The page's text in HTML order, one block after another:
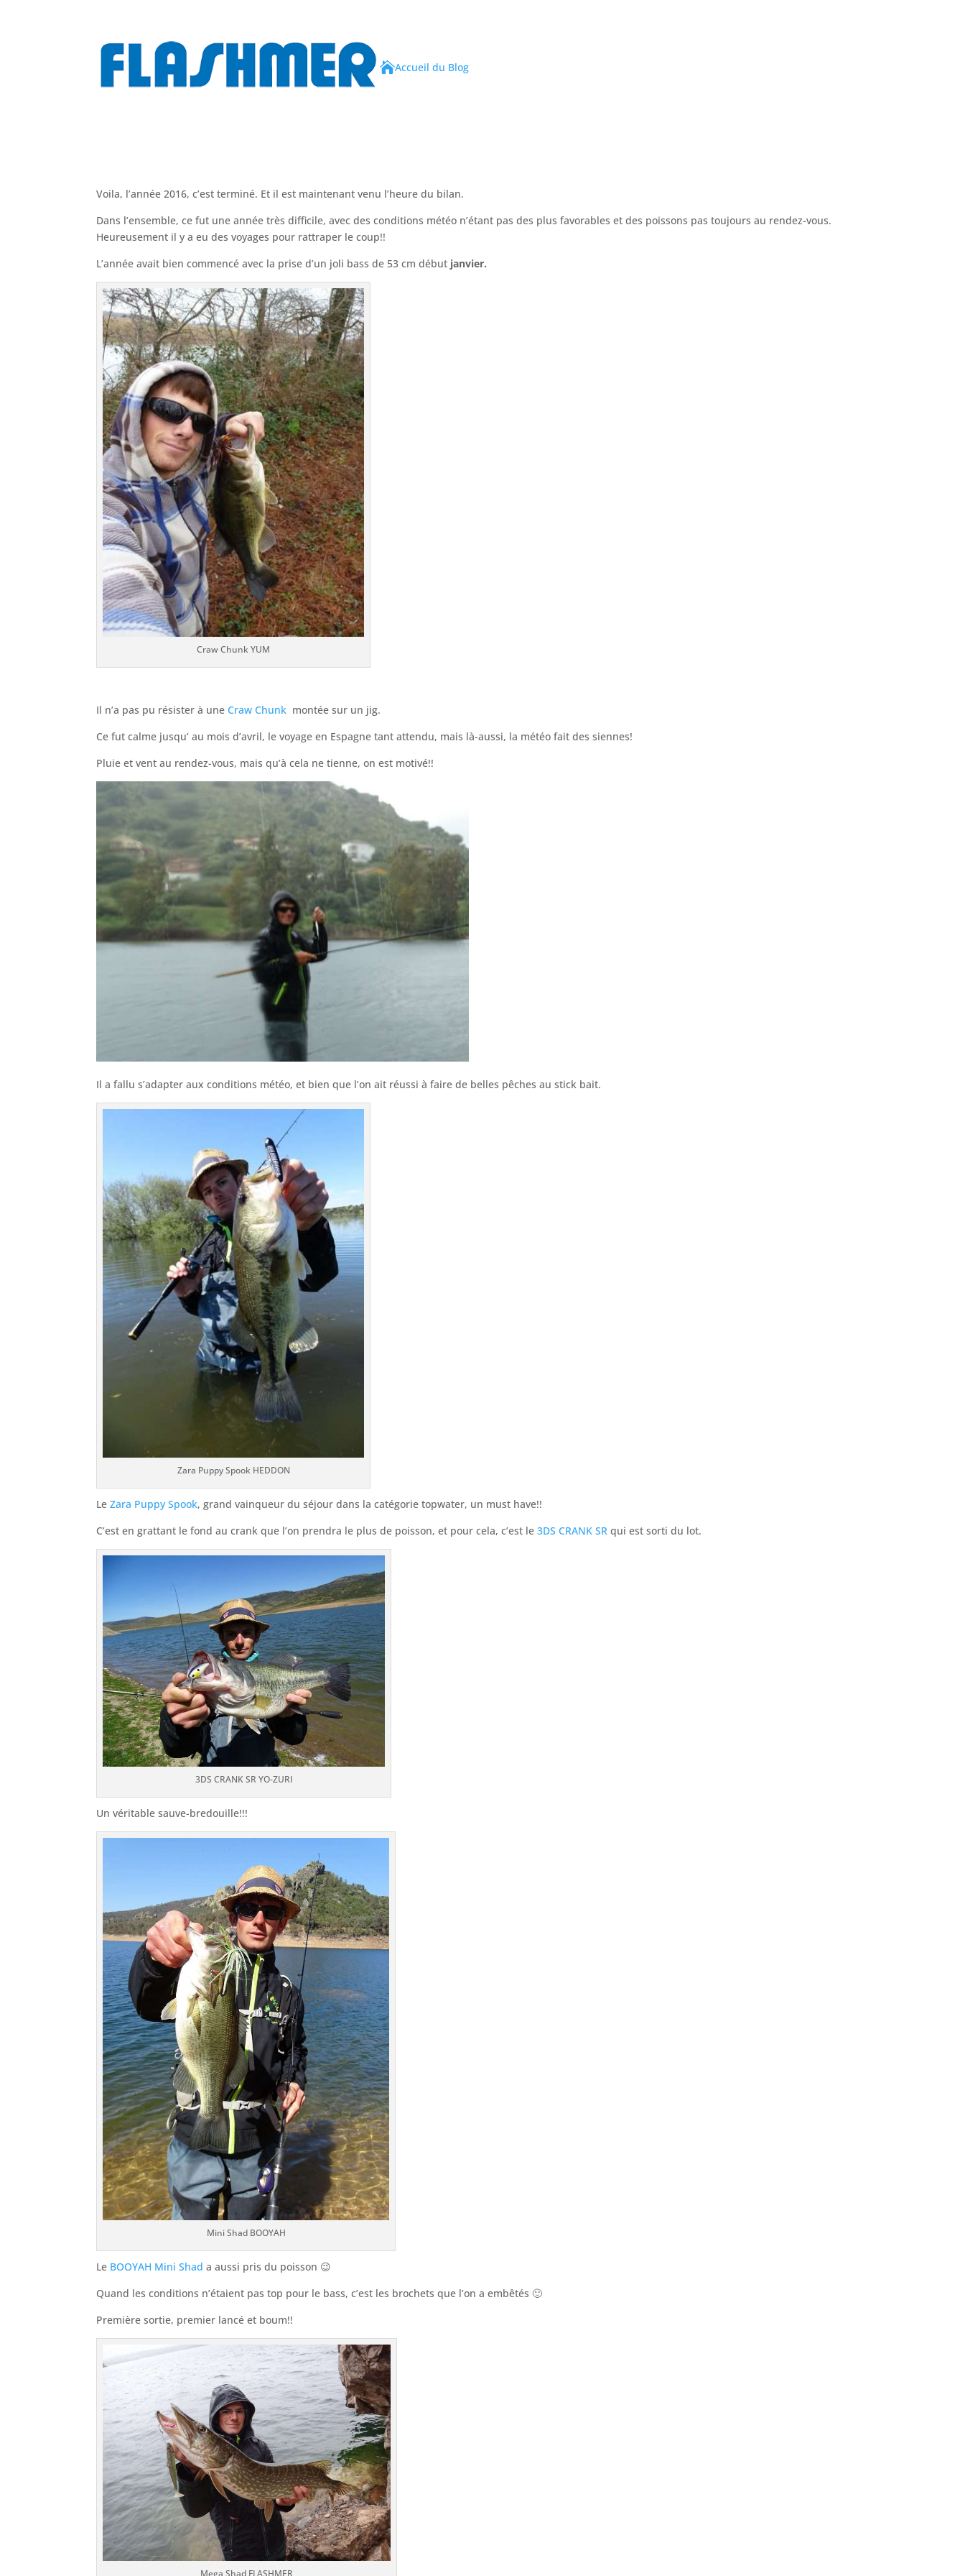
Accueil du Blog
Voila, l’année 2016, c’est terminé. Et il est maintenant venu l’heure du bilan.
Dans l’ensemble, ce fut une année très difficile, avec des conditions météo n’étant pas des plus favorables et des poissons pas toujours au rendez-vous.
Heureusement il y a eu des voyages pour rattraper le coup!!
L’année avait bien commencé avec la prise d’un joli bass de 53 cm début janvier.
Craw Chunk YUM
Il n’a pas pu résister à une Craw Chunk montée sur un jig.
Ce fut calme jusqu’ au mois d’avril, le voyage en Espagne tant attendu, mais là-aussi, la météo fait des siennes!
Pluie et vent au rendez-vous, mais qu’à cela ne tienne, on est motivé!!
Il a fallu s’adapter aux conditions météo, et bien que l’on ait réussi à faire de belles pêches au stick bait.
Zara Puppy Spook HEDDON
Le Zara Puppy Spook, grand vainqueur du séjour dans la catégorie topwater, un must have!!
C’est en grattant le fond au crank que l’on prendra le plus de poisson, et pour cela, c’est le3DS CRANK SR qui est sorti du lot.
3DS CRANK SR YO-ZURI
Un véritable sauve-bredouille!!!
Mini Shad BOOYAH
Le BOOYAH Mini Shad a aussi pris du poisson 😉
Quand les conditions n’étaient pas top pour le bass, c’est les brochets que l’on a embêtés 🙂
Première sortie, premier lancé et boum!!